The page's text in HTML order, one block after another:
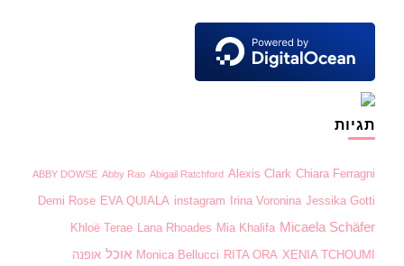
תגיות
ABBY DOWSE Abby Rao Abigail Ratchford Alexis Clark Chiara Ferragni
Demi Rose EVA QUIALA instagram Irina Voronina Jessika Gotti
Khloë Terae Lana Rhoades Mia Khalifa Micaela Schäfer
Monica Bellucci RITA ORA XENIA TCHOUMI אוכל אופנה